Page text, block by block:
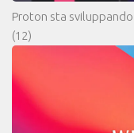
Proton sta
(12)